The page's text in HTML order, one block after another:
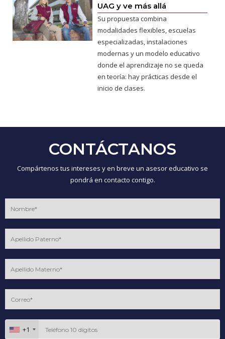
UAG y ve más allá
Su propuesta combina
modalidades flexibles, escuelas
especializadas, instalaciones
modernas y un modelo educativo
donde el aprendizaje no se queda
en teoría: hay prácticas desde el
inicio de clases.
CONTÁCTANOS
Compártenos tus intereses y en breve un asesor educativo se
pondrá en contacto contigo.
+1